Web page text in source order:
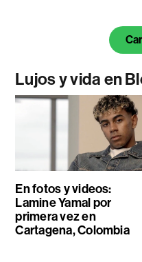
Lujos y vida en
En fotos y videos:
Lamine Yamal por
primera vez en
Cartagena, Colombia